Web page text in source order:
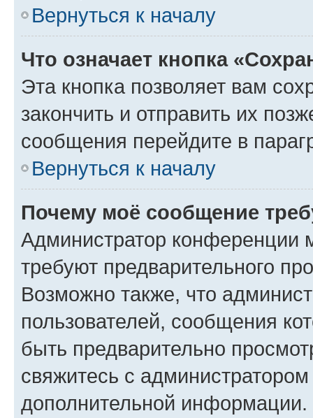
Вернуться к началу
Что означает кнопка
Эта кнопка позволяет вам
закончить и отправить их
сообщения перейдите в
Вернуться к началу
Почему моё сообщение
Администратор конференции
требуют предварительного
Возможно также, что
пользователей, сообщения
быть предварительно
свяжитесь с
дополнительной информации.